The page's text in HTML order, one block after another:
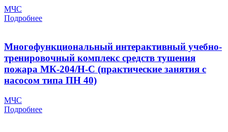
МЧС
Подробнее
Многофункциональный интерактивный учебно-
тренировочный комплекс средств тушения
пожара МК-204/Н-C (практические занятия с
насосом типа ПН 40)
МЧС
Подробнее